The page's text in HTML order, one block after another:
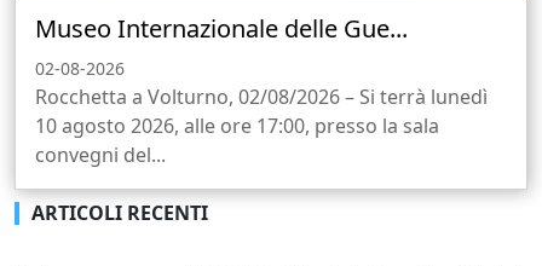
Museo Internazionale delle Gue...
02-08-2026
Rocchetta a Volturno, 02/08/2026 – Si terrà lunedì
10 agosto 2026, alle ore 17:00, presso la sala
convegni del...
ARTICOLI RECENTI